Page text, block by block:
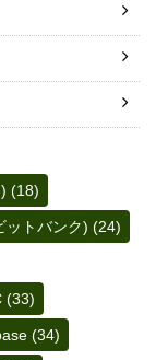
(18)
ットバンク) (24)
(33)
(34)